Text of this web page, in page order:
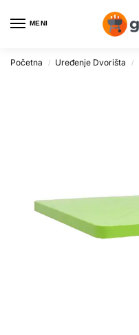
MENI
Početna / Uređenje Dvorišta /